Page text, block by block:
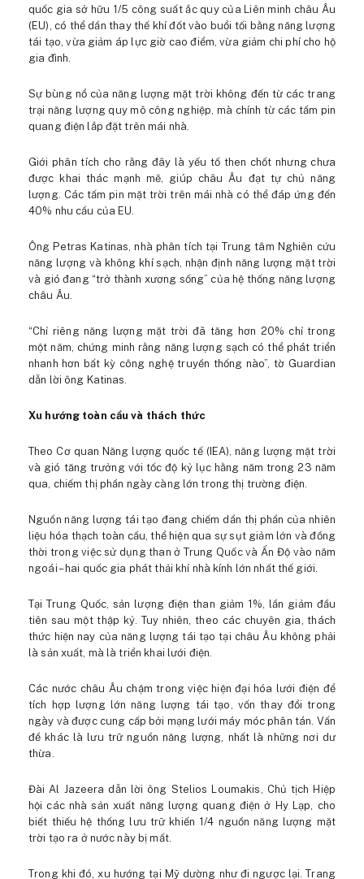
quốc gia sở hữu 1/5 công suất ắc quy của Liên minh châu Âu
(EU), có thể dần thay thế khí đốt vào buổi tối bằng năng lượng
tái tạo, vừa giảm áp lực giờ cao điểm, vừa giảm chi phí cho hộ
gia đình.
Sự bùng nổ của năng lượng mặt trời không đến từ các trang
trại năng lượng quy mô công nghiệp, mà chính từ các tấm pin
quang điện lắp đặt trên mái nhà.
Giới phân tích cho rằng đây là yếu tố then chốt nhưng chưa
được khai thác mạnh mẽ, giúp châu Âu đạt tự chủ năng
lượng. Các tấm pin mặt trời trên mái nhà có thể đáp ứng đến
40% nhu cầu của EU.
Ông Petras Katinas, nhà phân tích tại Trung tâm Nghiên cứu
năng lượng và không khí sạch, nhận định năng lượng mặt trời
và gió đang “trở thành xương sống” của hệ thống năng lượng
châu Âu.
“Chỉ riêng năng lượng mặt trời đã tăng hơn 20% chỉ trong
một năm, chứng minh rằng năng lượng sạch có thể phát triển
nhanh hơn bất kỳ công nghệ truyền thống nào”, tờ Guardian
dẫn lời ông Katinas.
Xu hướng toàn cầu và thách thức
Theo Cơ quan Năng lượng quốc tế (IEA), năng lượng mặt trời
và gió tăng trưởng với tốc độ kỷ lục hằng năm trong 23 năm
qua, chiếm thị phần ngày càng lớn trong thị trường điện.
Nguồn năng lượng tái tạo đang chiếm dần thị phần của nhiên
liệu hóa thạch toàn cầu, thể hiện qua sự sụt giảm lớn và đồng
thời trong việc sử dụng than ở Trung Quốc và Ấn Độ vào năm
ngoái – hai quốc gia phát thải khí nhà kính lớn nhất thế giới.
Tại Trung Quốc, sản lượng điện than giảm 1%, lần giảm đầu
tiên sau một thập kỷ. Tuy nhiên, theo các chuyên gia, thách
thức hiện nay của năng lượng tái tạo tại châu Âu không phải
là sản xuất, mà là triển khai lưới điện.
Các nước châu Âu chậm trong việc hiện đại hóa lưới điện để
tích hợp lượng lớn năng lượng tái tạo, vốn thay đổi trong
ngày và được cung cấp bởi mạng lưới máy móc phân tán. Vấn
đề khác là lưu trữ nguồn năng lượng, nhất là những nơi dư
thừa.
Đài Al Jazeera dẫn lời ông Stelios Loumakis, Chủ tịch Hiệp
hội các nhà sản xuất năng lượng quang điện ở Hy Lạp, cho
biết thiếu hệ thống lưu trữ khiến 1/4 nguồn năng lượng mặt
trời tạo ra ở nước này bị mất.
Trong khi đó, xu hướng tại Mỹ dường như đi ngược lại. Trang